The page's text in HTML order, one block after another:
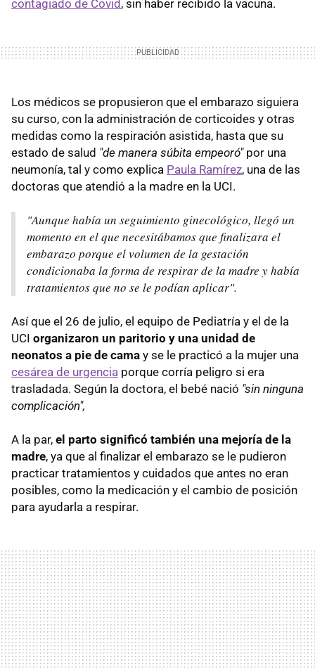
contagiado de Covid, sin haber recibido la vacuna.
Los médicos se propusieron que el embarazo siguiera
su curso, con la administración de corticoides y otras
medidas como la respiración asistida, hasta que su
estado de salud "de manera súbita empeoró"por una
neumonía, tal y como explica Paula Ramírez, una de las
doctoras que atendió a la madre en la UCI.
"Aunque había un seguimiento ginecológico, llegó un
momento en el que necesitábamos que finalizara el
embarazo porque el volumen de la gestación
condicionaba la forma de respirar de la madre y había
tratamientos que no se le podían aplicar".
Así que el 26 de julio, el equipo de Pediatría y el de la
UCI organizaron un paritorio y una unidad de
neonatos a pie de cama y se le practicó a la mujer una
cesárea de urgencia porque corría peligro si era
trasladada. Según la doctora, el bebé nació "sin ninguna
complicación",
A la par, el parto significó también una mejoría de la
madre, ya que al finalizar el embarazo se le pudieron
practicar tratamientos y cuidados que antes no eran
posibles, como la medicación y el cambio de posición
para ayudarla a respirar.